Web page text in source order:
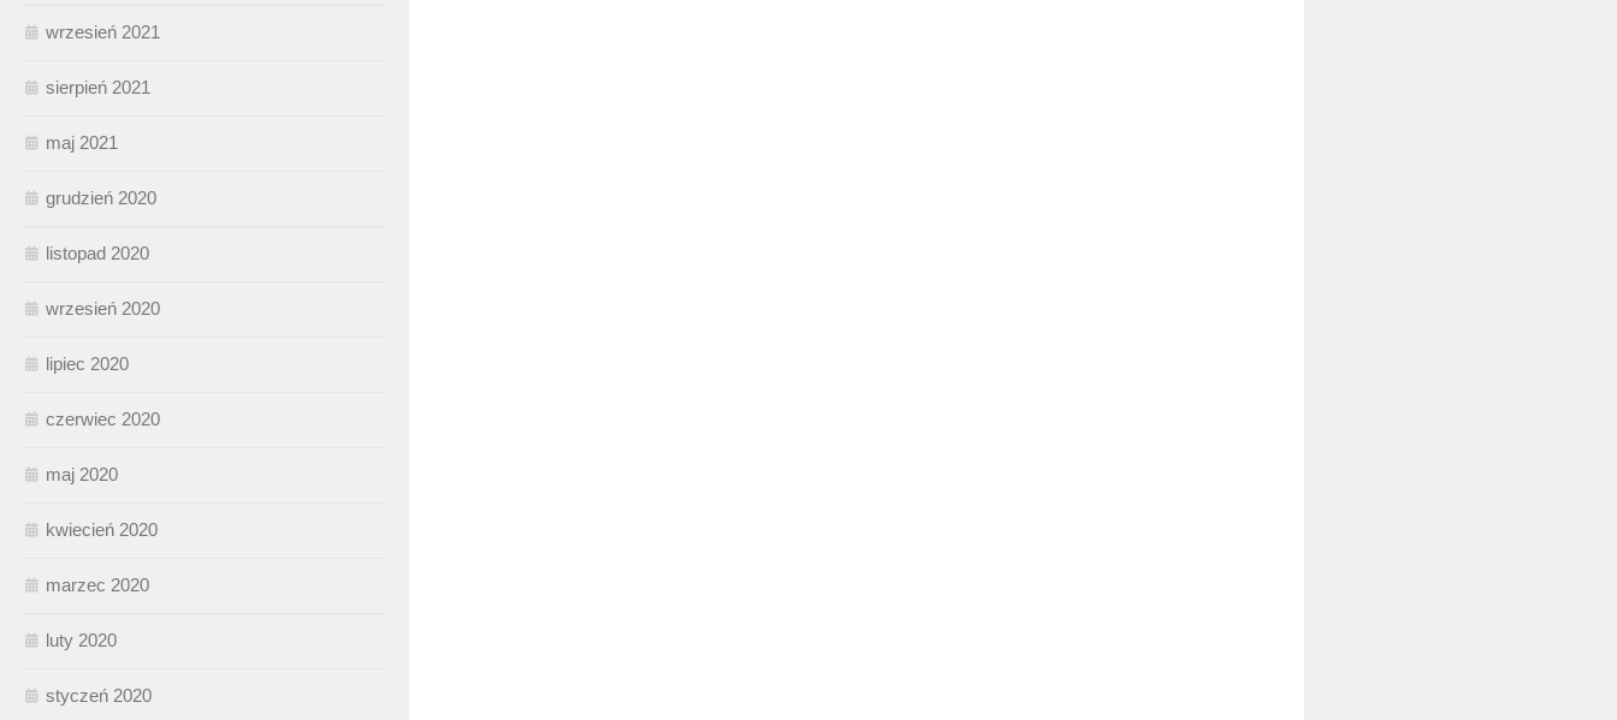
wrzesień 2021
sierpień 2021
maj 2021
grudzień 2020
listopad 2020
wrzesień 2020
lipiec 2020
czerwiec 2020
maj 2020
kwiecień 2020
marzec 2020
luty 2020
styczeń 2020